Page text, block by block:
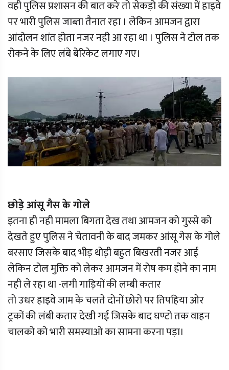
वही पुलिस प्रशासन की बात करे तो सेकड़ो की संख्या में हाइवे
पर भारी पुलिस जाब्ता तैनात रहा । लेकिन आमजन द्वारा
आंदोलन शांत होता नजर नही आ रहा था । पुलिस ने टोल तक
रोकने के लिए लंबे बेरिकेट लगाए गए।
छोड़े आंसू गैस के गोले
इतना ही नही मामला बिगता देख तथा आमजन को गुस्से को
देखते हुए पुलिस ने चेतावनी के बाद जमकर आंसू गेस के गोले
बरसाए जिसके बाद भीड़ थोड़ी बहुत बिखरती नजर आई
लेकिन टोल मुक्ति को लेकर आमजन में रोष कम होने का नाम
नही ले रहा था -लगी गाड़ियों की लम्बी कतार
तो उधर हाइवे जाम के चलते दोनों छोरो पर तिपहिया ओर
ट्रकों की लंबी कतार देखी गई जिसके बाद घण्टो तक वाहन
चालको को भारी समस्याओ का सामना करना पड़ा।